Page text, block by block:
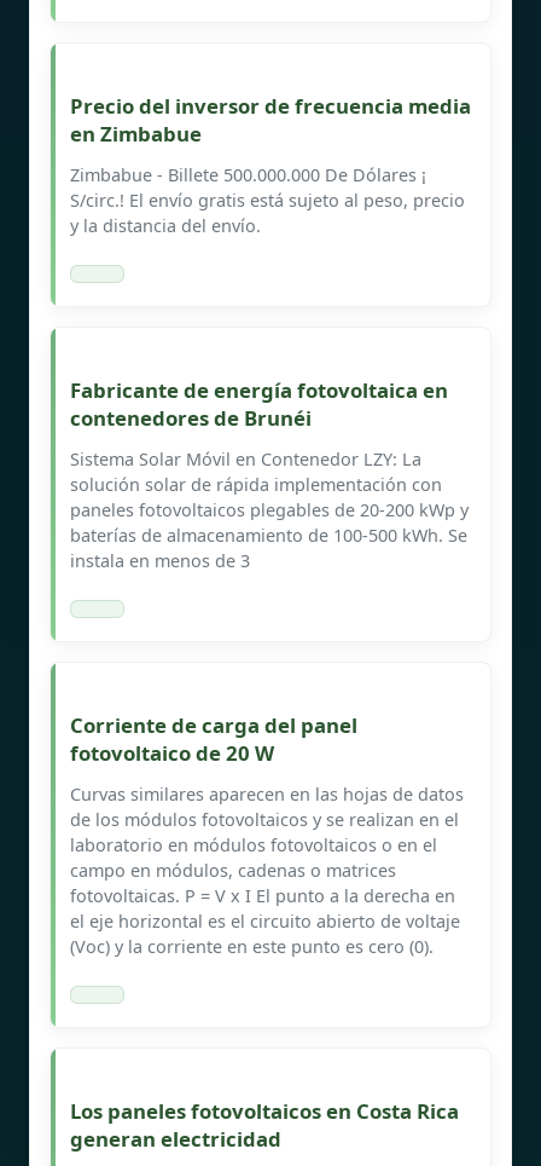
Precio del inversor de frecuencia media
en Zimbabue
Zimbabue - Billete 500.000.000 De Dólares ¡
S/circ.! El envío gratis está sujeto al peso, precio
y la distancia del envío.
Fabricante de energía fotovoltaica en
contenedores de Brunéi
Sistema Solar Móvil en Contenedor LZY: La
solución solar de rápida implementación con
paneles fotovoltaicos plegables de 20-200 kWp y
baterías de almacenamiento de 100-500 kWh. Se
instala en menos de 3
Corriente de carga del panel
fotovoltaico de 20 W
Curvas similares aparecen en las hojas de datos
de los módulos fotovoltaicos y se realizan en el
laboratorio en módulos fotovoltaicos o en el
campo en módulos, cadenas o matrices
fotovoltaicas. P = V x I El punto a la derecha en
el eje horizontal es el circuito abierto de voltaje
(Voc) y la corriente en este punto es cero (0).
Los paneles fotovoltaicos en Costa Rica
generan electricidad